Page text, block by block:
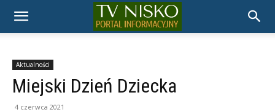
TELEWIZJA
NISKO
Aktualności
Miejski Dzień Dziecka
4 czerwca 2021